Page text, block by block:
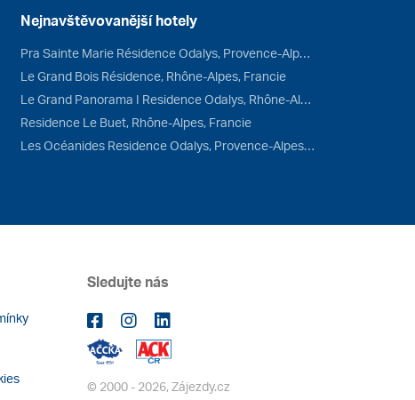
Nejnavštěvovanější hotely
Pra Sainte Marie Résidence Odalys, Provence-Alpes-Côte d'Azur, Francie
Le Grand Bois Résidence, Rhône-Alpes, Francie
Le Grand Panorama I Residence Odalys, Rhône-Alpes, Francie
Residence Le Buet, Rhône-Alpes, Francie
Les Océanides Residence Odalys, Provence-Alpes-Côte d'Azur, Francie
Sledujte nás
© 2000 - 2026, Zájezdy.cz